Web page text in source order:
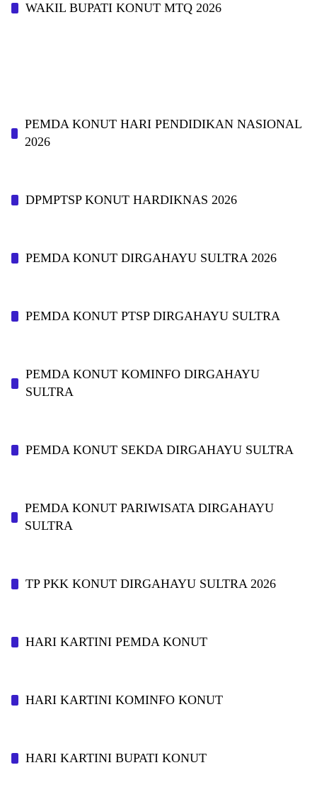
WAKIL BUPATI KONUT MTQ 2026
PEMDA KONUT HARI PENDIDIKAN NASIONAL
2026
DPMPTSP KONUT HARDIKNAS 2026
PEMDA KONUT DIRGAHAYU SULTRA 2026
PEMDA KONUT PTSP DIRGAHAYU SULTRA
PEMDA KONUT KOMINFO DIRGAHAYU
SULTRA
PEMDA KONUT SEKDA DIRGAHAYU SULTRA
PEMDA KONUT PARIWISATA DIRGAHAYU
SULTRA
TP PKK KONUT DIRGAHAYU SULTRA 2026
HARI KARTINI PEMDA KONUT
HARI KARTINI KOMINFO KONUT
HARI KARTINI BUPATI KONUT